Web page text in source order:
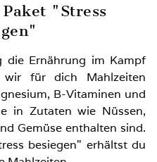
"Stress
die Ernährung im Kampf
für dich Mahlzeiten
B-Vitaminen und
in Zutaten wie Nüssen,
Gemüse enthalten sind.
besiegen" erhältst du